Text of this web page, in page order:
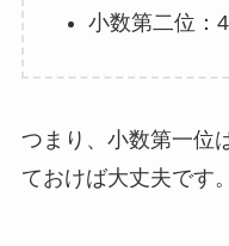
小数第二位：4
つまり、小数第一位
ておけば大丈夫です。